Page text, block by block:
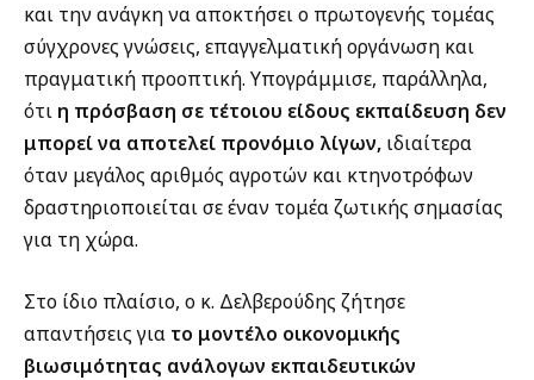
και την ανάγκη να αποκτήσει ο πρωτογενής τομέας
σύγχρονες γνώσεις, επαγγελματική οργάνωση και
πραγματική προοπτική. Υπογράμμισε, παράλληλα,
ότι η πρόσβαση σε τέτοιου είδους εκπαίδευση δεν
μπορεί να αποτελεί προνόμιο λίγων, ιδιαίτερα
όταν μεγάλος αριθμός αγροτών και κτηνοτρόφων
δραστηριοποιείται σε έναν τομέα ζωτικής σημασίας
για τη χώρα.
Στο ίδιο πλαίσιο, ο κ. Δελβερούδης ζήτησε
απαντήσεις για το μοντέλο οικονομικής
βιωσιμότητας ανάλογων εκπαιδευτικών